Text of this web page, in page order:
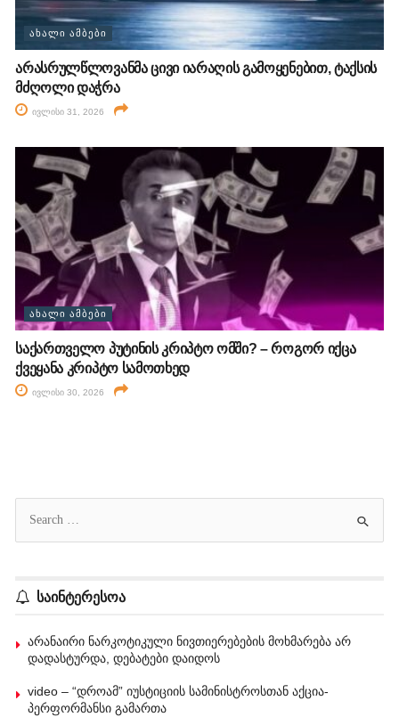
ᲐᲮᲐᲚᲘ ᲐᲛᲑᲔᲑᲘ
არასრულწლოვანმა ცივი იარაღის გამოყენებით, ტაქსის
მძღოლი დაჭრა
ივლისი 31, 2026
ᲐᲮᲐᲚᲘ ᲐᲛᲑᲔᲑᲘ
საქართველო პუტინის კრიპტო ომში? – როგორ იქცა
ქვეყანა კრიპტო სამოთხედ
ივლისი 30, 2026
საინტერესოა
არანაირი ნარკოტიკული ნივთიერებების მოხმარება არ
დადასტურდა, დებატები დაიდოს
video – “დროამ” იუსტიციის სამინისტროსთან აქცია-
პერფორმანსი გამართა